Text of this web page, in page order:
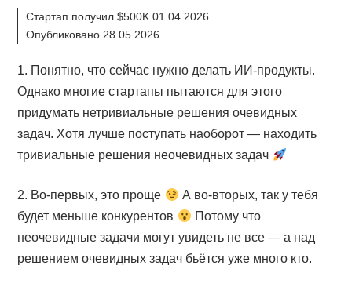
Стартап получил $500K 01.04.2026
Опубликовано 28.05.2026
1. Понятно, что сейчас нужно делать ИИ-продукты.
Однако многие стартапы пытаются для этого
придумать нетривиальные решения очевидных
задач. Хотя лучше поступать наоборот — находить
тривиальные решения неочевидных задач
2. Во-первых, это проще
А во-вторых, так у тебя
будет меньше конкурентов
Потому что
неочевидные задачи могут увидеть не все — а над
решением очевидных задач бьётся уже много кто.